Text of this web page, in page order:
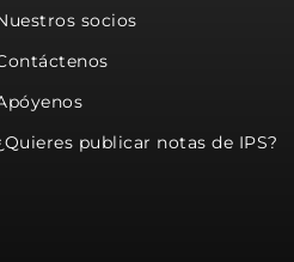
socios
publicar notas de IPS?